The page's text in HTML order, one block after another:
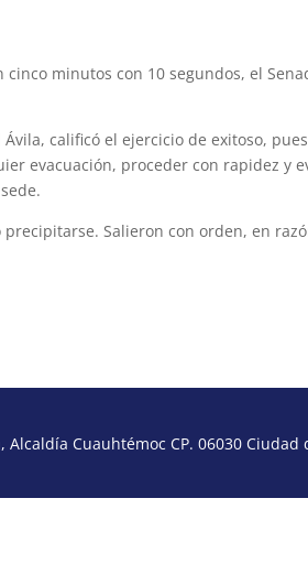
minutos con 10 segundos, el
calificó el ejercicio de exitoso, pues
evacuación, proceder con rapidez y
Salieron con orden, en
Cuauhtémoc CP. 06030